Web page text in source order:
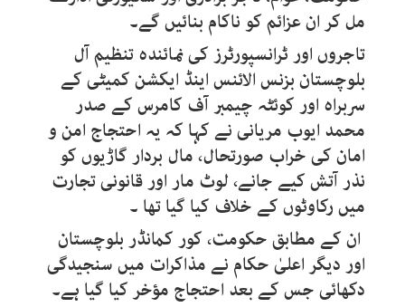
مل کر ان عزائم کو ناکام بنائیں گے۔
تاجروں اور ٹرانسپورٹرز کی نمائندہ تنظیم آل
بلوچستان بزنس الائنس اینڈ ایکشن کمیٹی کے
سربراہ اور کوئٹہ چیمبر آف کامرس کے صدر
محمد ایوب مریانی نے کہا کہ یہ احتجاج امن و
امان کی خراب صورتحال، مال بردار گاڑیوں کو
نذر آتش کیے جانے، لوٹ مار اور قانونی تجارت
میں رکاوٹوں کے خلاف کیا گیا تھا ۔
ان کے مطابق حکومت، کور کمانڈر بلوچستان
اور دیگر اعلیٰ حکام نے مذاکرات میں سنجیدگی
دکھائی جس کے بعد احتجاج مؤخر کیا گیا ہے۔